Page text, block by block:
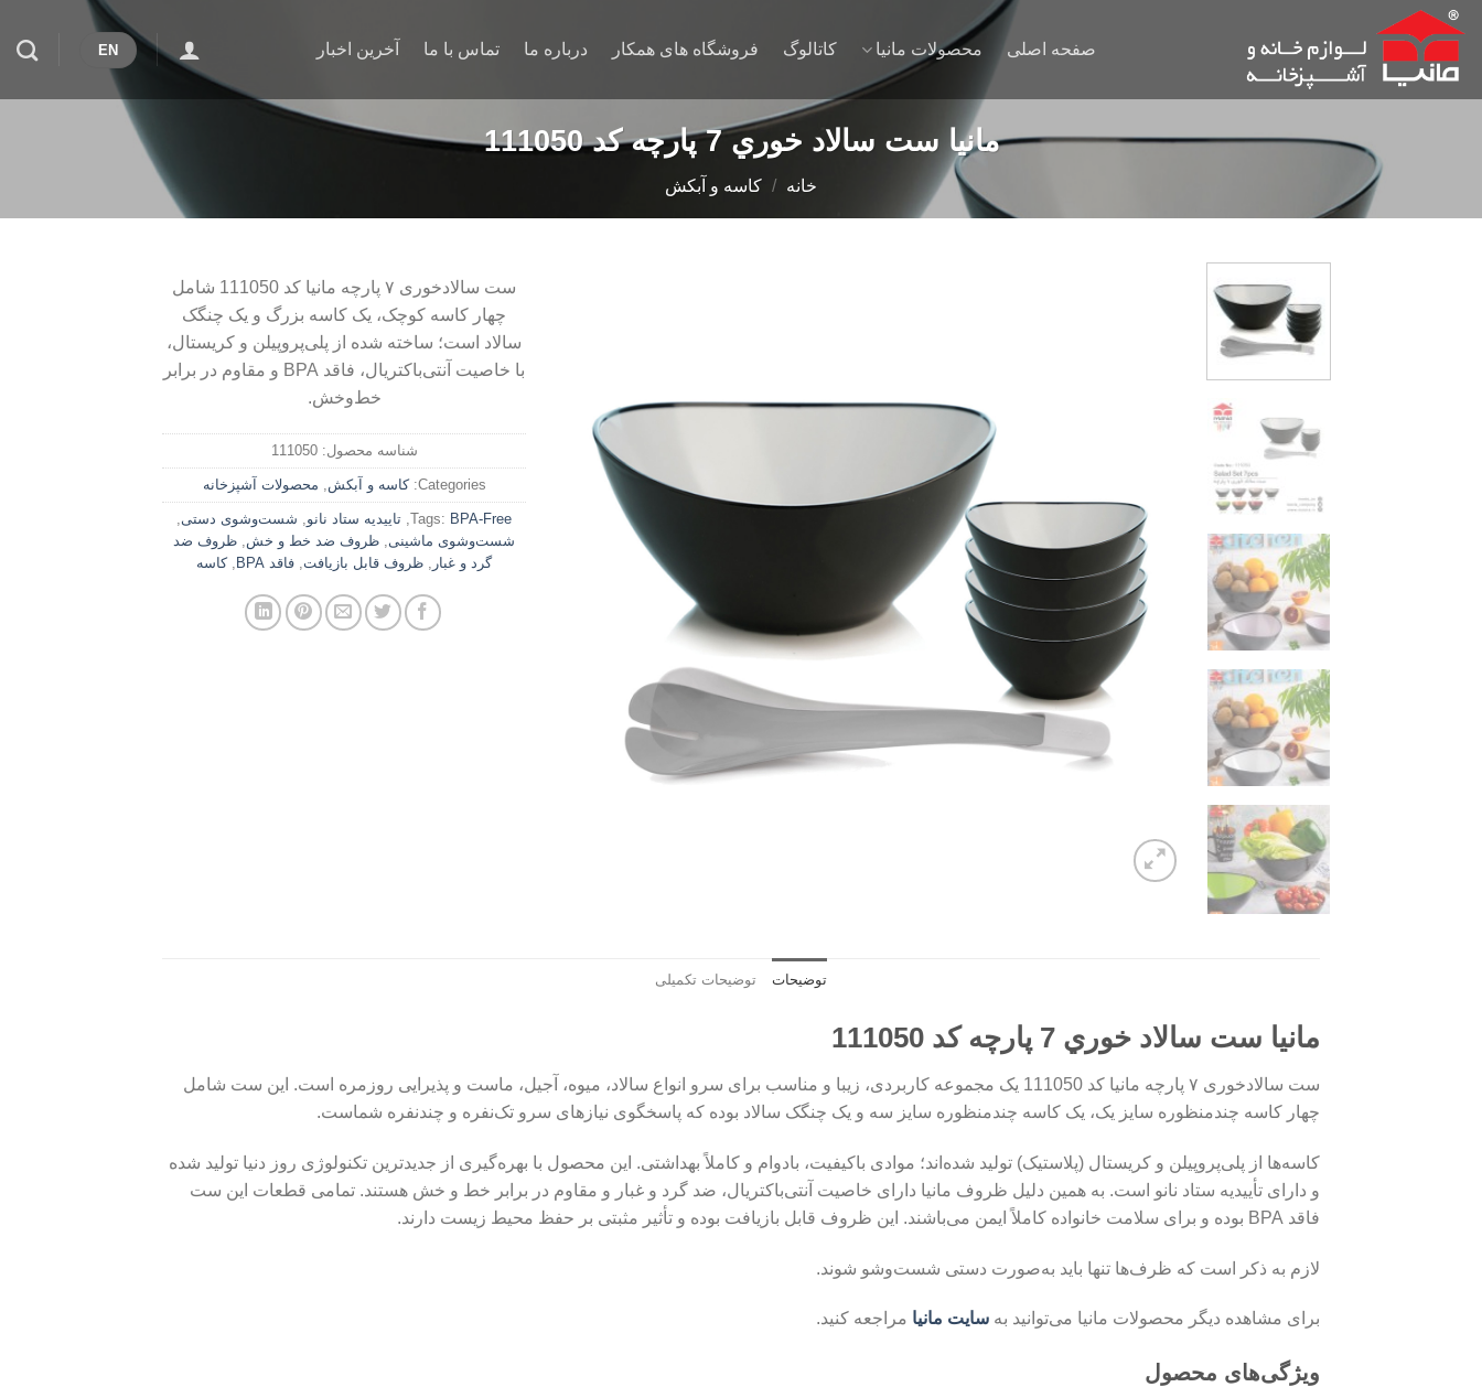
Skip
content
صفحه اصلی محصولات مانیا کاتالوگ فروشگاه های همکار درباره ما تماس با ما آخرین اخبار EN
مانیا ست سالاد خوري 7 پارچه کد 111050
خانه / کاسه و آبکش
ست سالادخوری ۷ پارچه مانیا کد 111050 شامل
چهار کاسه کوچک، یک کاسه بزرگ و یک چنگک
سالاد است؛ ساخته شده از پلی‌پروپیلن و کریستال،
با خاصیت آنتی‌باکتریال، فاقد BPA و مقاوم در برابر
خط‌وخش.
شناسه محصول:111050
Categories: کاسه و آبکش, محصولات آشپزخانه
Tags: BPA-Free
, تاییدیه ستاد نانو, شست‌وشوی دستی,
شست‌وشوی ماشینی, ظروف ضد خط و خش, ظروف ضد
گرد و غبار , ظروف قابل بازیافت, فاقد BPA ,کاسه
توضیحات توضیحات تکمیلی
مانیا ست سالاد خوري 7 پارچه کد 111050
ست سالادخوری ۷ پارچه مانیا کد 111050 یک مجموعه کاربردی، زیبا و مناسب برای سرو انواع سالاد، میوه، آجیل، ماست و پذیرایی روزمره است. این ست شامل
چهار کاسه چندمنظوره سایز یک، یک کاسه چندمنظوره سایز سه و یک چنگک سالاد بوده که پاسخگوی نیازهای سرو تک‌نفره و چندنفره شماست.
کاسه‌ها از پلی‌پروپیلن و کریستال (پلاستیک) تولید شده‌اند؛ موادی باکیفیت، بادوام و کاملاً بهداشتی. این محصول با بهره‌گیری از جدیدترین تکنولوژی روز دنیا تولید شده
و دارای تأییدیه ستاد نانو است. به همین دلیل ظروف مانیا دارای خاصیت آنتی‌باکتریال، ضد گرد و غبار و مقاوم در برابر خط و خش هستند. تمامی قطعات این ست
فاقد BPA بوده و برای سلامت خانواده کاملاً ایمن می‌باشند. این ظروف قابل بازیافت بوده و تأثیر مثبتی بر حفظ محیط زیست دارند.
لازم به ذکر است که ظرف‌ها تنها باید به‌صورت دستی شست‌وشو شوند.
برای مشاهده دیگر محصولات مانیا می‌توانید به سایت مانیا مراجعه کنید.
ویژگی‌های محصول